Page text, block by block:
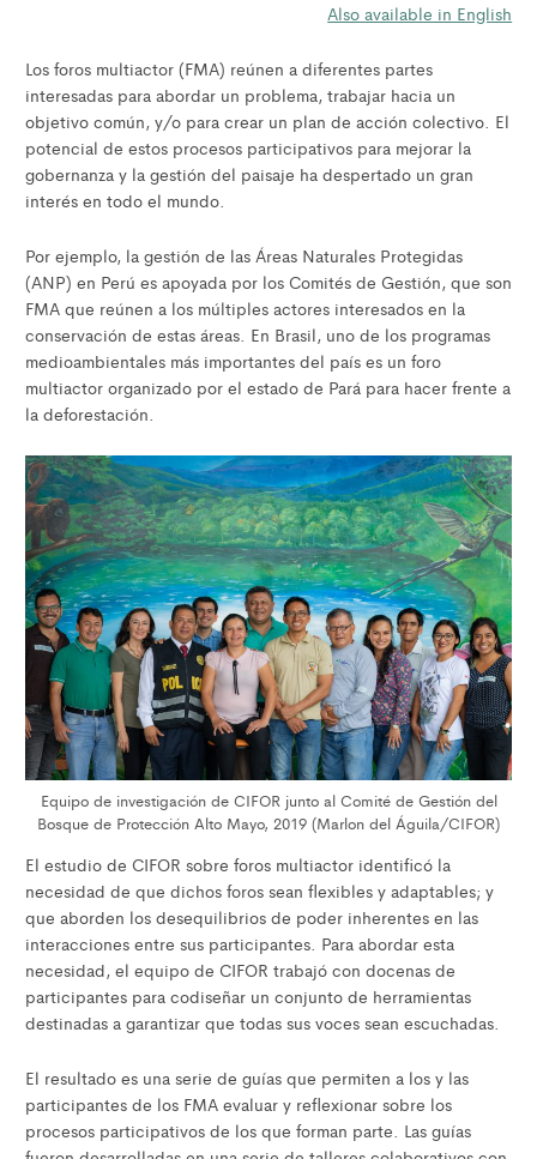
Also available in English
Los foros multiactor (FMA) reúnen a diferentes partes
interesadas para abordar un problema, trabajar hacia un
objetivo común, y/o para crear un plan de acción colectivo. El
potencial de estos procesos participativos para mejorar la
gobernanza y la gestión del paisaje ha despertado un gran
interés en todo el mundo.
Por ejemplo, la gestión de las Áreas Naturales Protegidas
(ANP) en Perú es apoyada por los Comités de Gestión, que son
FMA que reúnen a los múltiples actores interesados en la
conservación de estas áreas. En Brasil, uno de los programas
medioambientales más importantes del país es un foro
multiactor organizado por el estado de Pará para hacer frente a
la deforestación.
Equipo de investigación de CIFOR junto al Comité de Gestión del
Bosque de Protección Alto Mayo, 2019 (Marlon del Águila/CIFOR)
El estudio de CIFOR sobre foros multiactor identificó la
necesidad de que dichos foros sean flexibles y adaptables; y
que aborden los desequilibrios de poder inherentes en las
interacciones entre sus participantes. Para abordar esta
necesidad, el equipo de CIFOR trabajó con docenas de
participantes para codiseñar un conjunto de herramientas
destinadas a garantizar que todas sus voces sean escuchadas.
El resultado es una serie de guías que permiten a los y las
participantes de los FMA evaluar y reflexionar sobre los
procesos participativos de los que forman parte. Las guías